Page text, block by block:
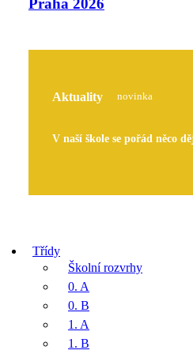
Praha 2026
Aktuality novinka
V naší škole se pořád něco
Třídy
Školní rozvrhy
0. A
0. B
1. A
1. B